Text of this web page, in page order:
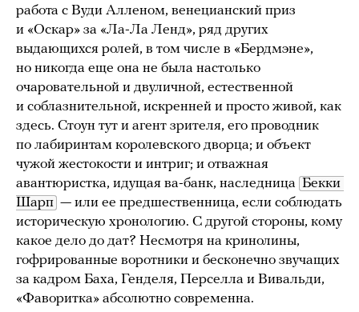
работа с Вуди Алленом, венецианский приз
и «Оскар» за «Ла-Ла Ленд», ряд других
выдающихся ролей, в том числе в «Бердмэне»,
но никогда еще она не была настолько
очаровательной и двуличной, естественной
и соблазнительной, искренней и просто живой, как
здесь. Стоун тут и агент зрителя, его проводник
по лабиринтам королевского дворца; и объект
чужой жестокости и интриг; и отважная
авантюристка, идущая ва-банк, наследница Бекки
Шарп — или ее предшественница, если соблюдать
историческую хронологию. С другой стороны, кому
какое дело до дат? Несмотря на кринолины,
гофрированные воротники и бесконечно звучащих
за кадром Баха, Генделя, Перселла и Вивальди,
«Фаворитка» абсолютно современна.